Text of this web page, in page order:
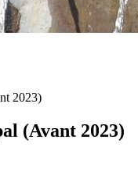
2023)
(Avant 2023)